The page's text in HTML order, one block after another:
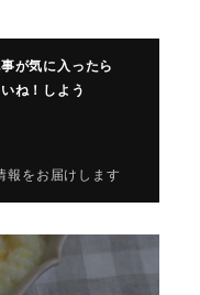
が気に入ったら
ね！しよう
報をお届けします